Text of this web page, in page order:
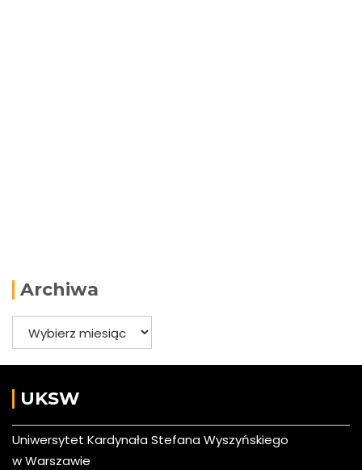
Archiwa
UKSW
Uniwersytet Kardynała Stefana Wyszyńskiego
w Warszawie